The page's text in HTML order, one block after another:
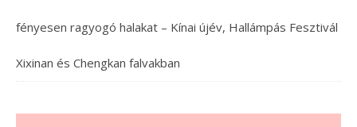
fényesen ragyogó halakat – Kínai újév, Hallámpás Fesztivál
Xixinan és Chengkan falvakban